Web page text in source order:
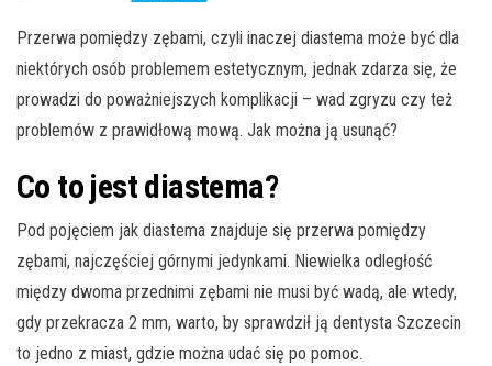
Przerwa pomiędzy zębami, czyli inaczej diastema może być dla
niektórych osób problemem estetycznym, jednak zdarza się, że
prowadzi do poważniejszych komplikacji – wad zgryzu czy też
problemów z prawidłową mową. Jak można ją usunąć?
Co to jest diastema?
Pod pojęciem jak diastema znajduje się przerwa pomiędzy
zębami, najczęściej górnymi jedynkami. Niewielka odległość
między dwoma przednimi zębami nie musi być wadą, ale wtedy,
gdy przekracza 2 mm, warto, by sprawdził ją dentysta Szczecin
to jedno z miast, gdzie można udać się po pomoc.